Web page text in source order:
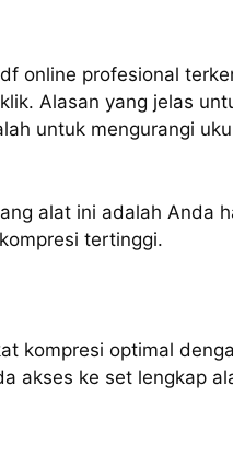
online profesional
Alasan yang jelas
untuk mengurangi
alat ini adalah Anda
tertinggi.
kompresi optimal
akses ke set lengkap